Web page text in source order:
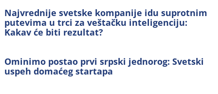
Najvrednije svetske kompanije idu suprotnim
putevima u trci za veštačku inteligenciju:
Kakav će biti rezultat?
Ominimo postao prvi srpski jednorog: Svetski
uspeh domaćeg startapa